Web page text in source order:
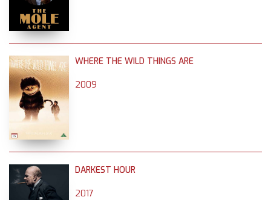
WHERE THE WILD THINGS ARE
2009
DARKEST HOUR
2017